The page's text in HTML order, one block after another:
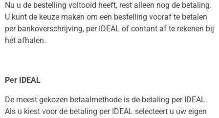
Nu u de bestelling voltooid heeft, rest alleen nog de betaling.
U kunt de keuze maken om een bestelling vooraf te betalen
per bankoverschrijving, per IDEAL of contant af te rekenen bij
het afhalen.
Per IDEAL
De meest gekozen betaalmethode is de betaling per IDEAL.
Als u kiest voor de betaling per IDEAL selecteert u uw eigen